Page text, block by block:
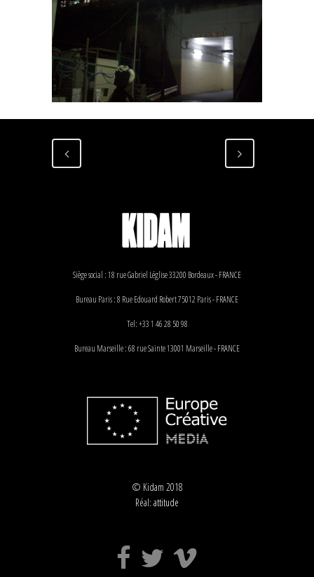
Siège social : 18 rue Gabriel Léglise 33200 Bordeaux - FRANCE
Bureau Paris : 8 Rue Edouard Robert 75012 Paris - FRANCE
Tel: +33 1 46 28 50 98
Bureau Marseille : 68 rue Sainte 13001 Marseille - FRANCE
© Kidam 2018
Réal: attitude